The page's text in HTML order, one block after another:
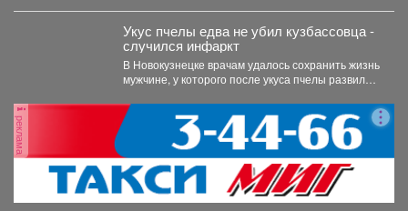
Укус пчелы едва не убил кузбассовца -
случился инфаркт
В Новокузнецке врачам удалось сохранить жизнь
мужчине, у которого после укуса пчелы развился
реклама